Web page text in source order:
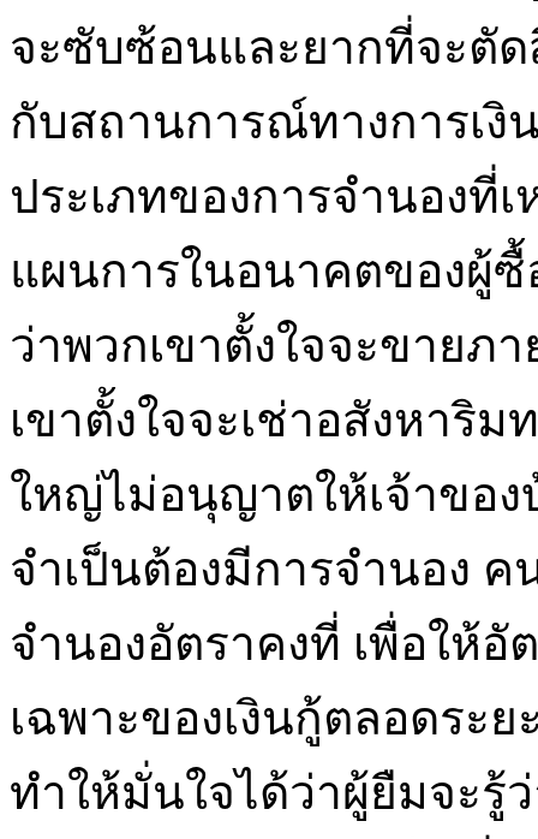
จะซับซ้อนและยากที่จะตัด
กับสถานการณ์ทางการเงิ
ประเภทของการจำนองที่
แผนการในอนาคตของผู้
ว่าพวกเขาตั้งใจจะขายภ
เขาตั้งใจจะเช่าอสังหาริ
ใหญ่ไม่อนุญาตให้เจ้าของ
จำเป็นต้องมีการจำนอง
จำนองอัตราคงที่ เพื่อให้อั
เฉพาะของเงินกู้ตลอดระ
ทำให้มั่นใจได้ว่าผู้ยืมจะรู้